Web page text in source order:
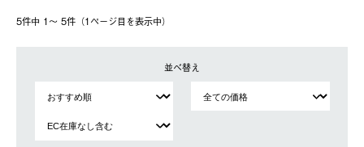
5件中 1〜 5件（1ページ⽬を表⽰中）
並べ替え